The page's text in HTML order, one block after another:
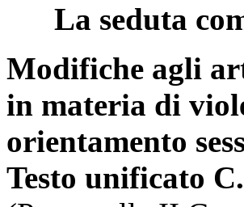
La seduta
Modifiche agli
in materia di
orientamento
Testo unificato